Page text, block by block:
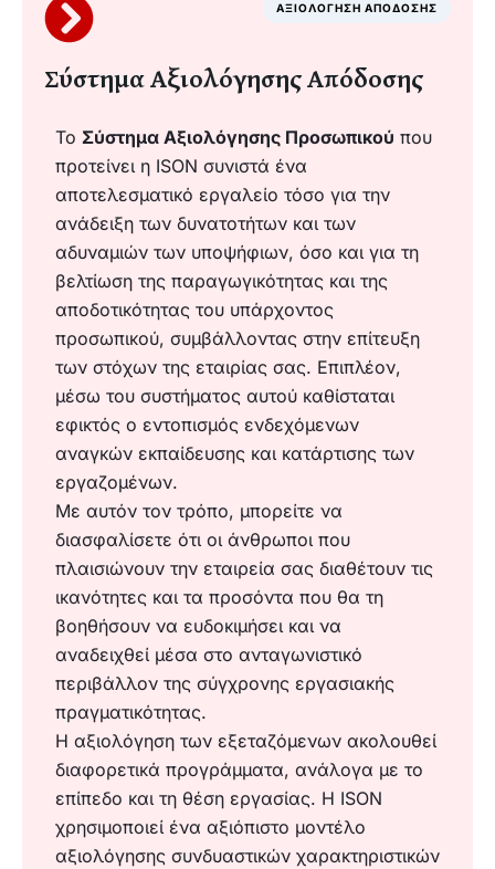
ΑΞΙΟΛΟΓΗΣΗ ΑΠΟΔΟΣΗΣ
Σύστημα Αξιολόγησης Απόδοσης
Το Σύστημα Αξιολόγησης Προσωπικού που
προτείνει η ISON συνιστά ένα
αποτελεσματικό εργαλείο τόσο για την
ανάδειξη των δυνατοτήτων και των
αδυναμιών των υποψήφιων, όσο και για τη
βελτίωση της παραγωγικότητας και της
αποδοτικότητας του υπάρχοντος
προσωπικού, συμβάλλοντας στην επίτευξη
των στόχων της εταιρίας σας. Επιπλέον,
μέσω του συστήματος αυτού καθίσταται
εφικτός ο εντοπισμός ενδεχόμενων
αναγκών εκπαίδευσης και κατάρτισης των
εργαζομένων.
Με αυτόν τον τρόπο, μπορείτε να
διασφαλίσετε ότι οι άνθρωποι που
πλαισιώνουν την εταιρεία σας διαθέτουν τις
ικανότητες και τα προσόντα που θα τη
βοηθήσουν να ευδοκιμήσει και να
αναδειχθεί μέσα στο ανταγωνιστικό
περιβάλλον της σύγχρονης εργασιακής
πραγματικότητας.
Η αξιολόγηση των εξεταζόμενων ακολουθεί
διαφορετικά προγράμματα, ανάλογα με το
επίπεδο και τη θέση εργασίας. Η ISON
χρησιμοποιεί ένα αξιόπιστο μοντέλο
αξιολόγησης συνδυαστικών χαρακτηριστικών